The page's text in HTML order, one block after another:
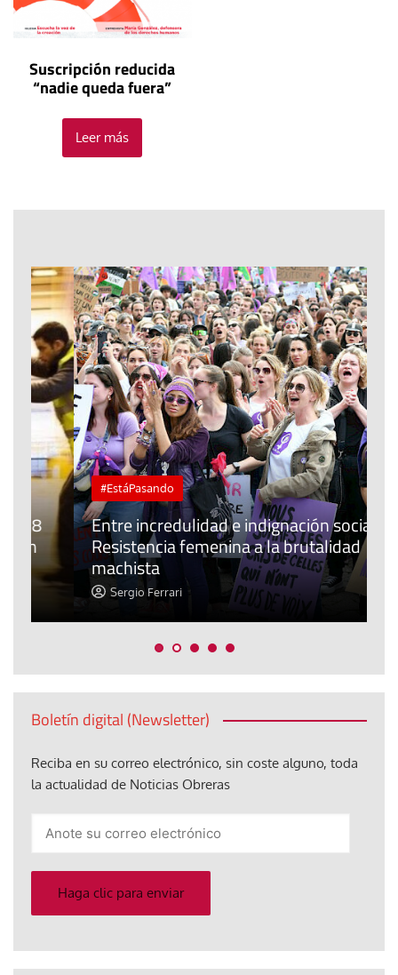
Suscripción reducida
“nadie queda fuera”
Leer más
#EstáPasando
Entre incredulidad e indignación social:
Resistencia femenina a la brutalidad
machista
Sergio Ferrari
Boletín digital (Newsletter)
Reciba en su correo electrónico, sin coste alguno, toda
la actualidad de Noticias Obreras
electrónico
Haga clic para enviar